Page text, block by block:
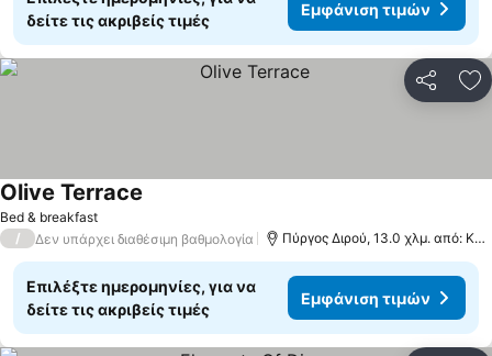
δείτε τις ακριβείς τιμές
Εμφάνιση τιμών
Bed & breakfast
Olive Terrace
/ Δεν υπάρχει διαθέσιμη βαθμολογία Πύργος Διρού, 13.0 χλμ. από:
Επιλέξτε ημερομηνίες, για να
δείτε τις ακριβείς τιμές
Εμφάνιση τιμών